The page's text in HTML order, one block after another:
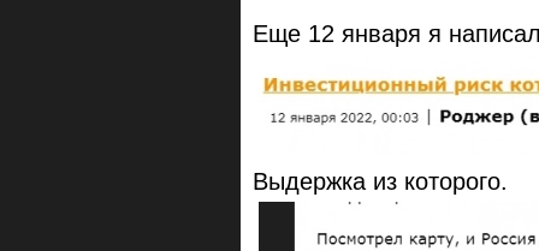
Еще 12 января я
Выдержка из которого.